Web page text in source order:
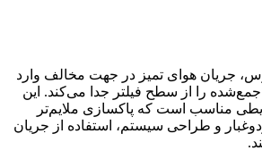
جریان هوای تمیز در جهت مخالف وارد
را از سطح فیلتر جدا می‌کند. این
مناسب است که پاکسازی ملایم‌تر
و طراحی سیستم، استفاده از جریان